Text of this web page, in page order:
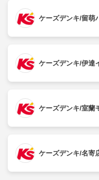
ケーズデンキ/留萌
ケーズデンキ/伊達
ケーズデンキ/室蘭
ケーズデンキ/名寄